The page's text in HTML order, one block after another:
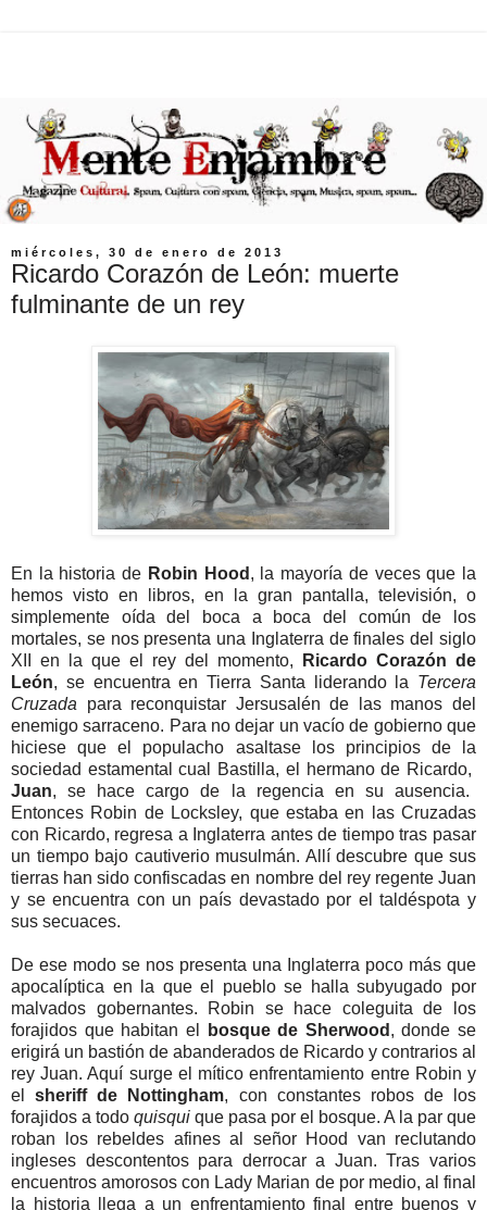
miércoles, 30 de enero de 2013
Ricardo Corazón de León: muerte
fulminante de un rey
En la historia de Robin Hood , la mayoría de veces que la
hemos visto en libros, en la gran pantalla, televisión, o
simplemente oída del boca a boca del común de los
mortales, se nos presenta una Inglaterra de finales del siglo
XII en la que el rey del momento,
Ricardo Corazón de
León, se encuentra en Tierra Santa liderando la Tercera
Cruzada para reconquistar Jersusalén de las manos del
enemigo sarraceno. Para no dejar un vacío de gobierno que
hiciese que el populacho asaltase los principios de la
sociedad estamental cual Bastilla, el hermano de Ricardo,
Juan, se hace cargo de la regencia en su ausencia.
Entonces Robin de Locksley, que estaba en las Cruzadas
con Ricardo, regresa a Inglaterra antes de tiempo tras pasar
un tiempo bajo cautiverio musulmán. Allí descubre que sus
tierras han sido confiscadas en nombre del rey regente Juan
y se encuentra con un país devastado por el taldéspota y
sus secuaces.
De ese modo se nos presenta una Inglaterra poco más que
apocalíptica en la que el pueblo se halla subyugado por
malvados gobernantes. Robin se hace coleguita de los
forajidos que habitan el
bosque de Sherwood , donde se
erigirá un bastión de abanderados de Ricardo y contrarios al
rey Juan. Aquí surge el mítico enfrentamiento entre Robin y
elsheriff de Nottingham, con constantes robos de los
forajidos a todo quisqui que pasa por el bosque. A la par que
roban los rebeldes afines al señor Hood van reclutando
ingleses descontentos para derrocar a Juan. Tras varios
encuentros amorosos con Lady Marian de por medio, al final
la historia llega a un enfrentamiento final entre buenos y